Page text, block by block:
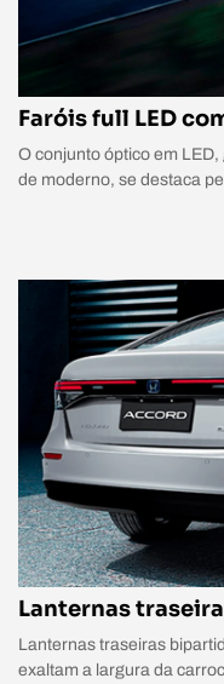
Faróis full LED
O conjunto óptico em
de moderno, se destaca
Lanternas
Lanternas traseiras
exaltam a largura da